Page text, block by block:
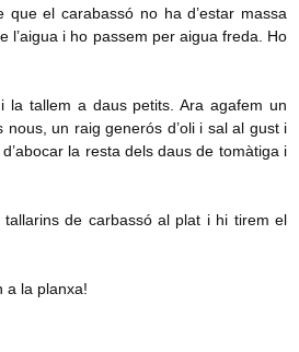
el carabassó no ha d’estar massa
l’aigua i ho passem per aigua freda. Ho
la tallem a daus petits. Ara agafem un
un raig generós d’oli i sal al gust i
la resta dels daus de tomàtiga i
de carbassó al plat i hi tirem el
a la planxa!